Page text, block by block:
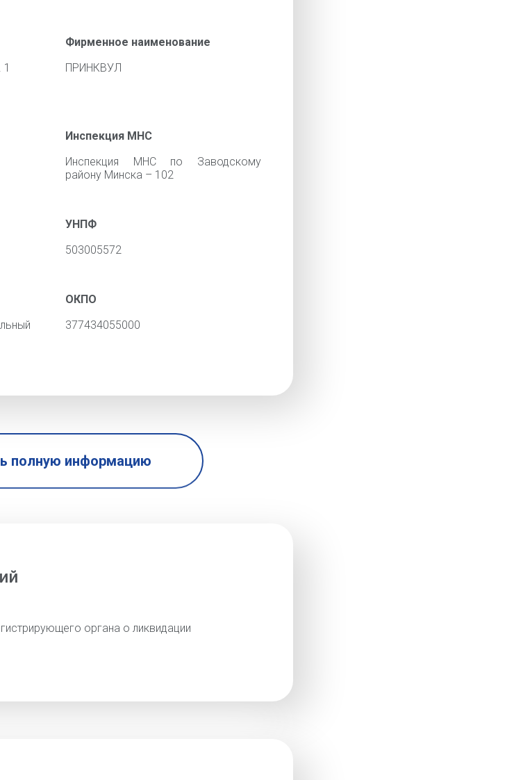
Фирменное наименование
ПРИНКВУЛ
Инспекция МНС
Инспекция МНС по Заводскому
району Минска – 102
УНПФ
503005572
ОКПО
377434055000
полную информацию
органа о ликвидации